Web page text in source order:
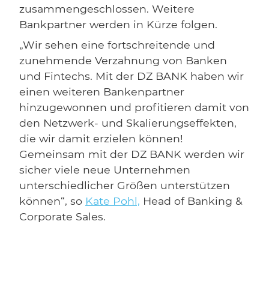
zusammengeschlossen. Weitere
Bankpartner werden in Kürze folgen.
„Wir sehen eine fortschreitende und
zunehmende Verzahnung von Banken
und Fintechs. Mit der DZ BANK haben wir
einen weiteren Bankenpartner
hinzugewonnen und profitieren damit von
den Netzwerk- und Skalierungseffekten,
die wir damit erzielen können!
Gemeinsam mit der DZ BANK werden wir
sicher viele neue Unternehmen
unterschiedlicher Größen unterstützen
können“, so Kate Pohl, Head of Banking &
Corporate Sales.